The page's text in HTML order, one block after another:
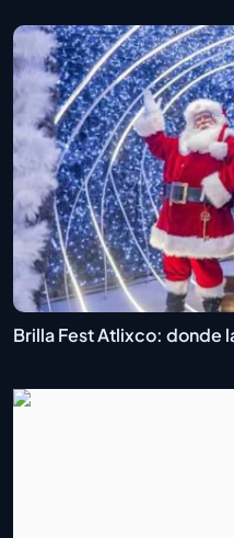
Brilla Fest Atlixco: donde